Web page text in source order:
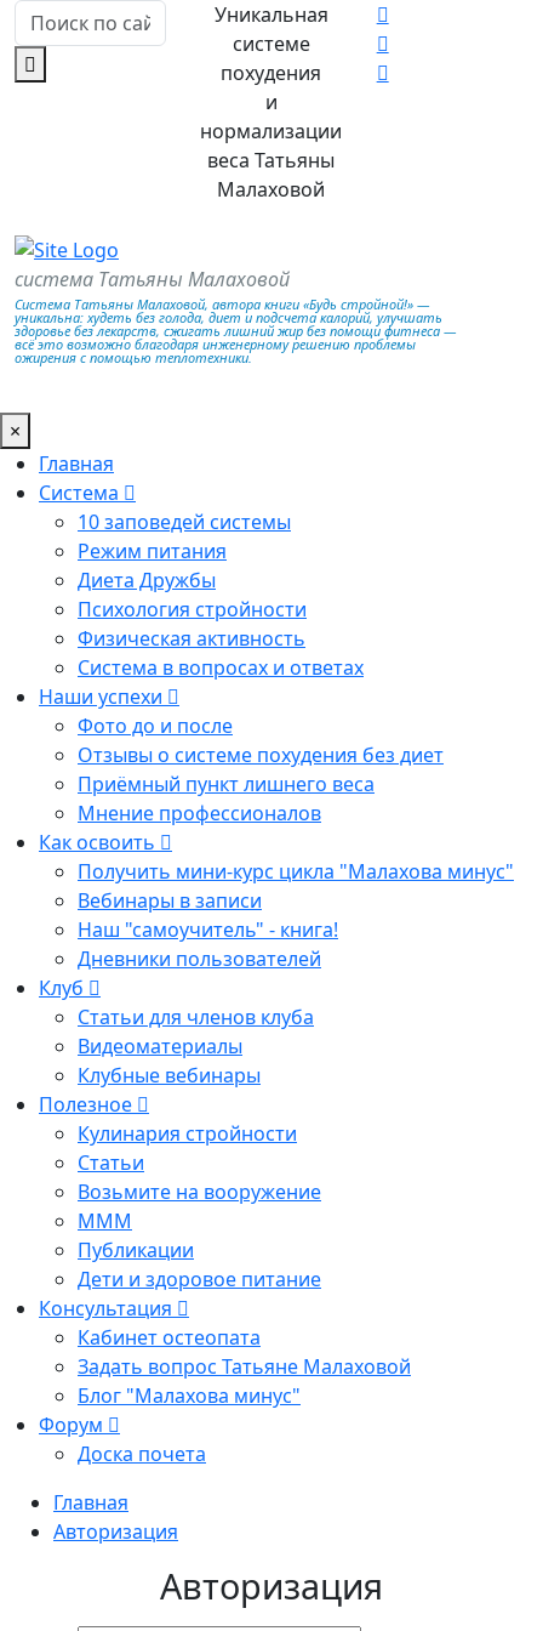
Уникальная
системе
похудения
и
нормализации
веса Татьяны
Малаховой
система Татьяны Малаховой
Система Татьяны Малаховой, автора книги «Будь стройной!» —
уникальна: худеть без голода, диет и подсчета калорий, улучшать
здоровье без лекарств, сжигать лишний жир без помощи фитнеса —
всё это возможно благодаря инженерному решению проблемы
ожирения с помощью теплотехники.
×
Главная
Система
10 заповедей системы
Режим питания
Диета Дружбы
Психология стройности
Физическая активность
Система в вопросах и ответах
Наши успехи
Фото до и после
Отзывы о системе похудения без диет
Приёмный пункт лишнего веса
Мнение профессионалов
Как освоить
Получить мини-курс цикла "Малахова минус"
Вебинары в записи
Наш "самоучитель" - книга!
Дневники пользователей
Клуб
Статьи для членов клуба
Видеоматериалы
Клубные вебинары
Полезное
Кулинария стройности
Статьи
Возьмите на вооружение
МММ
Публикации
Дети и здоровое питание
Консультация
Кабинет остеопата
Задать вопрос Татьяне Малаховой
Блог "Малахова минус"
Форум
Доска почета
Главная
Авторизация
Авторизация